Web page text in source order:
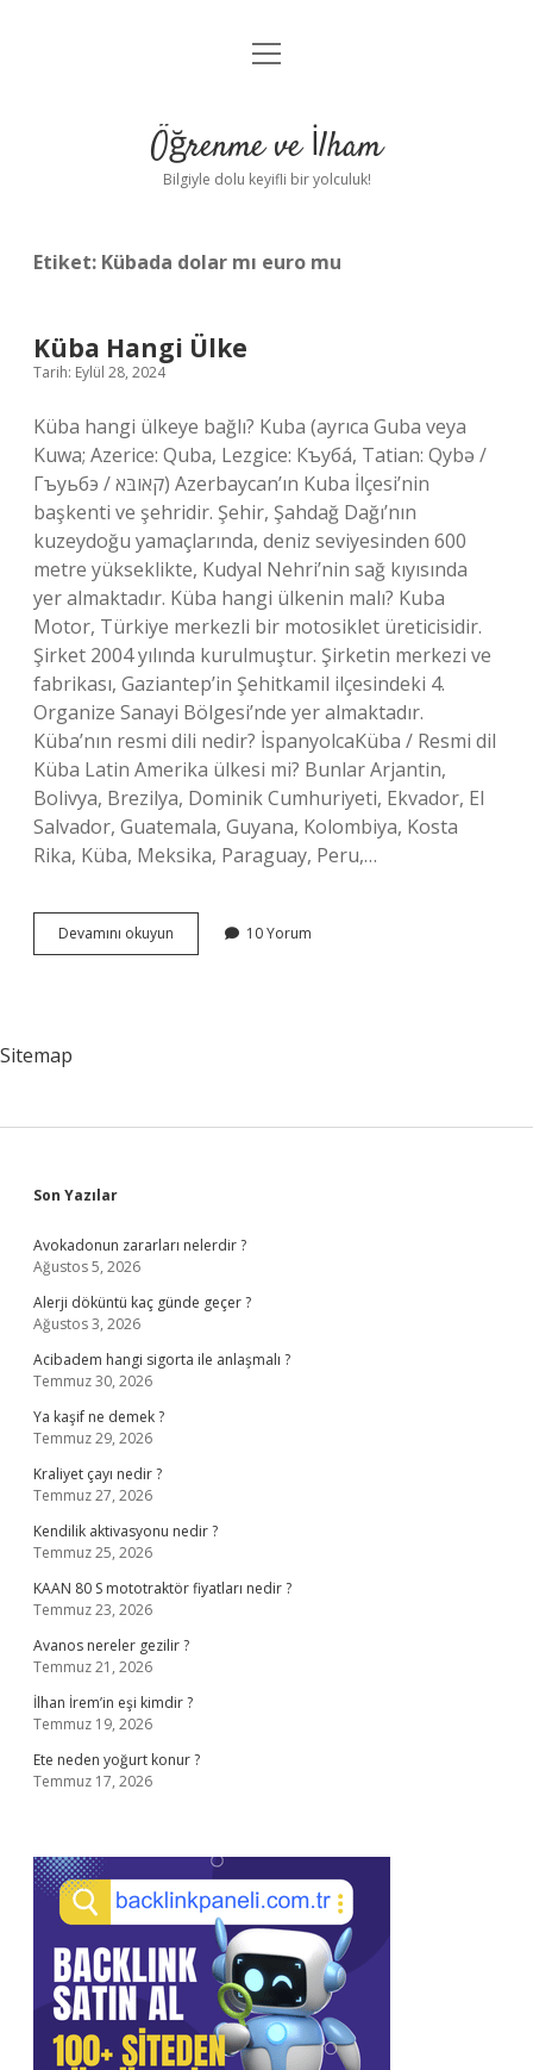
Anasayfa
Yasal Uyarı
menüyü
Öğrenme ve İlham
Bilgiyle dolu keyifli bir yolculuk!
Etiket: Kübada dolar mı euro mu
Küba Hangi Ülke
Tarih: Eylül 28, 2024
Küba hangi ülkeye bağlı? Kuba (ayrıca Guba veya
Kuwa; Azerice: Quba, Lezgice: Къуба́, Tatian: Qybə /
Гъуьбэ / קאובּא) Azerbaycan’ın Kuba İlçesi’nin
başkenti ve şehridir. Şehir, Şahdağ Dağı’nın
kuzeydoğu yamaçlarında, deniz seviyesinden 600
metre yükseklikte, Kudyal Nehri’nin sağ kıyısında
yer almaktadır. Küba hangi ülkenin malı? Kuba
Motor, Türkiye merkezli bir motosiklet üreticisidir.
Şirket 2004 yılında kurulmuştur. Şirketin merkezi ve
fabrikası, Gaziantep’in Şehitkamil ilçesindeki 4.
Organize Sanayi Bölgesi’nde yer almaktadır.
Küba’nın resmi dili nedir? İspanyolcaKüba / Resmi dil
Küba Latin Amerika ülkesi mi? Bunlar Arjantin,
Bolivya, Brezilya, Dominik Cumhuriyeti, Ekvador, El
Salvador, Guatemala, Guyana, Kolombiya, Kosta
Rika, Küba, Meksika, Paraguay, Peru,…
Devamını okuyun
Hangi
10 Yorum
Sitemap
Sidebar
Son Yazılar
Avokadonun zararları nelerdir ?
Ağustos 5, 2026
Alerji döküntü kaç günde geçer ?
Ağustos 3, 2026
Acibadem hangi sigorta ile anlaşmalı ?
Temmuz 30, 2026
Ya kaşif ne demek ?
Temmuz 29, 2026
Kraliyet çayı nedir ?
Temmuz 27, 2026
Kendilik aktivasyonu nedir ?
Temmuz 25, 2026
KAAN 80 S mototraktör fiyatları nedir ?
Temmuz 23, 2026
Avanos nereler gezilir ?
Temmuz 21, 2026
İlhan İrem’in eşi kimdir ?
Temmuz 19, 2026
Ete neden yoğurt konur ?
Temmuz 17, 2026